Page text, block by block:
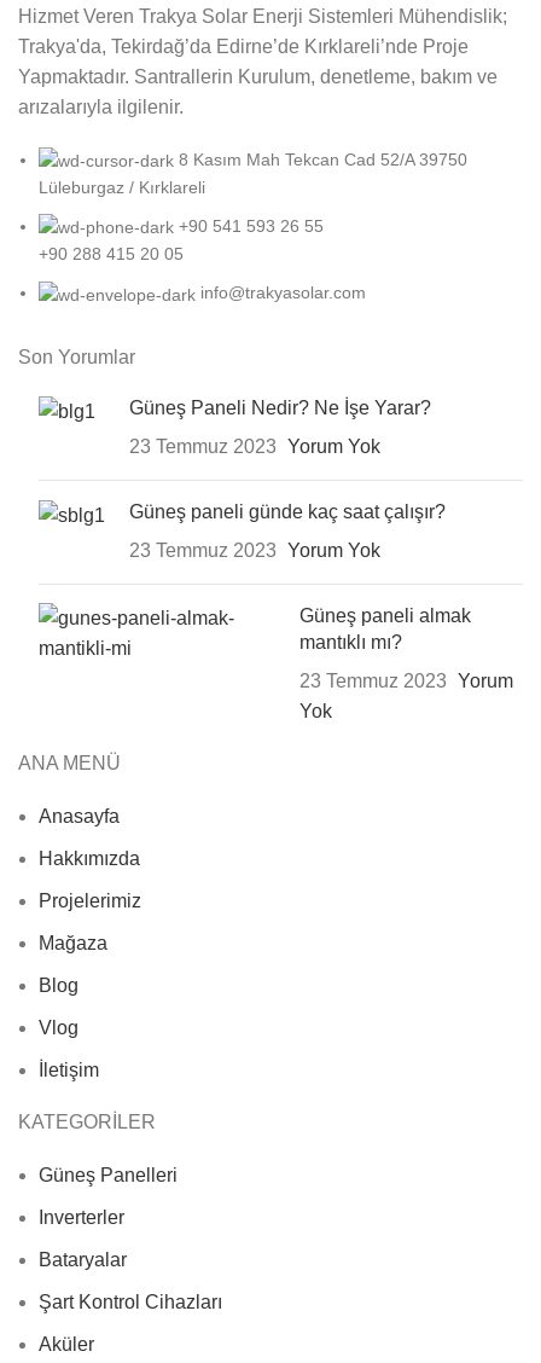
Hizmet Veren Trakya Solar Enerji Sistemleri Mühendislik;
Trakya'da, Tekirdağ’da Edirne’de Kırklareli’nde Proje
Yapmaktadır. Santrallerin Kurulum, denetleme, bakım ve
arızalarıyla ilgilenir.
8 Kasım Mah Tekcan Cad 52/A 39750
Lüleburgaz / Kırklareli
+90 541 593 26 55
+90 288 415 20 05
info@trakyasolar.com
Son Yorumlar
Güneş Paneli Nedir? Ne İşe Yarar?
23 Temmuz 2023 Yorum Yok
Güneş paneli günde kaç saat çalışır?
23 Temmuz 2023 Yorum Yok
Güneş paneli almak
mantıklı mı?
23 Temmuz 2023 Yorum
Yok
ANA MENÜ
Anasayfa
Hakkımızda
Projelerimiz
Mağaza
Blog
Vlog
İletişim
KATEGORİLER
Güneş Panelleri
Inverterler
Bataryalar
Şart Kontrol Cihazları
Aküler